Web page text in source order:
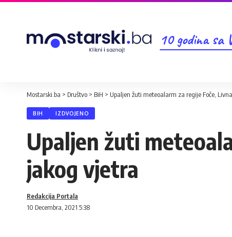
10 godina sa
Mostarski.ba > Društvo > BiH > Upaljen žuti meteoalarm za regije Foče,
BIH IZDVOJENO
Upaljen žuti
jakog vjetra
10 Decembra, 2021 5:38
Redakcija Portala